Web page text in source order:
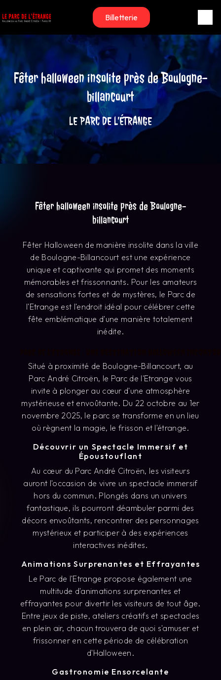
Billetterie
Fêter halloween insolite près de Boulogne-
billancourt
LE PARC DE L’ÉTRANGE
Fêter halloween insolite près de Boulogne-
billancourt
Fêter Halloween de manière insolite dans la ville
de Boulogne-Billancourt est une expérience
unique et captivante qui promet des moments
mémorables et frissonnants. Pour les amateurs
de sensations fortes et de mystères, le Parc de
l'Etrange est l'endroit idéal pour célébrer cette
fête emblématique d'une manière totalement
inédite.
Situé à proximité de Boulogne-Billancourt, au
Parc André Citroën, le Parc de l'Etrange vous
invite à plonger au cœur d'une atmosphère
mystérieuse et envoûtante. Du 22 octobre au 1er
novembre 2025, le parc se transforme en un lieu
où règnent la magie, le frisson et l'étrange.
Découvrir un Spectacle Immersif et
Époustouflant
Au cœur du Parc André Citroën, les visiteurs
auront l'occasion de vivre un spectacle immersif
hors du commun. Plongés dans un univers
fantastique, ils pourront déambuler parmi des
décors envoûtants, rencontrer des personnages
mystérieux et participer à des expériences
interactives inédites.
Animations Surprenantes et Effrayantes
Le Parc de l'Etrange propose également une
multitude d'animations surprenantes et
effrayantes pour divertir les visiteurs de tout âge.
Entre jeux de piste, ateliers créatifs et spectacles
en plein air, chacun trouvera de quoi s'amuser et
frissonner en cette période de célébration
d'Halloween.
Gastronomie Ensorcelante
Panneau de gestion des cookies